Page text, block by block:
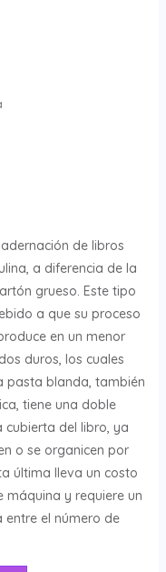
de libros
a diferencia de la
grueso. Este tipo
a que su proceso
en un menor
duros, los cuales
pasta blanda, también
tiene una doble
del libro, ya
o se organicen por
última lleva un costo
y requiere un
el número de